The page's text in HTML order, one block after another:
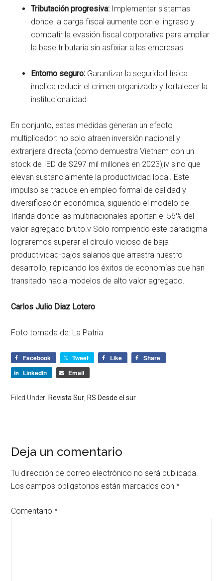
Tributación progresiva: Implementar sistemas
donde la carga fiscal aumente con el ingreso y
combatir la evasión fiscal corporativa para ampliar
la base tributaria sin asfixiar a las empresas.
Entorno seguro: Garantizar la seguridad física
implica reducir el crimen organizado y fortalecer la
institucionalidad.
En conjunto, estas medidas generan un efecto
multiplicador: no solo atraen inversión nacional y
extranjera directa (como demuestra Vietnam con un
stock de IED de $297 mil millones en 2023),iv sino que
elevan sustancialmente la productividad local. Este
impulso se traduce en empleo formal de calidad y
diversificación económica, siguiendo el modelo de
Irlanda donde las multinacionales aportan el 56% del
valor agregado bruto.v Solo rompiendo este paradigma
lograremos superar el círculo vicioso de baja
productividad-bajos salarios que arrastra nuestro
desarrollo, replicando los éxitos de economías que han
transitado hacia modelos de alto valor agregado.
Carlos Julio Diaz Lotero
Foto tomada de: La Patria
Facebook Tweet Like
Share
LinkedIn
Email
Filed Under: Revista Sur, RS Desde el sur
Deja un comentario
Tu dirección de correo electrónico no será publicada.
Los campos obligatorios están marcados con*
Comentario*